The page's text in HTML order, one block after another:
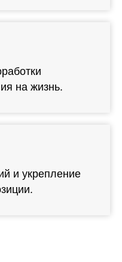
на жизнь.
и укрепление